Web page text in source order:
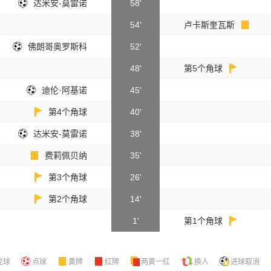
达米安-莫雷诺 58'
卢卡斯奎瓦斯
54'
佛朗哥奥罗斯科 52'
第5个角球
48'
迪伦·阿基诺 45'
第4个角球 40'
达米安-莫雷诺 38'
费莉佩贝纳 35'
第3个角球 26'
第2个角球 14'
第1个角球
1'
球 点球 黄牌 红牌 两黄一红 换人 进球取消